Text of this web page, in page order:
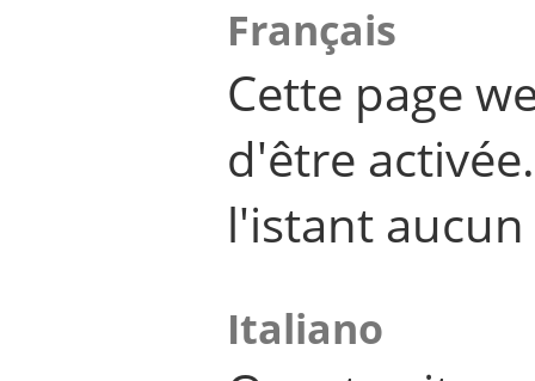
Français
Cette page
d'être
l'istant
Italiano